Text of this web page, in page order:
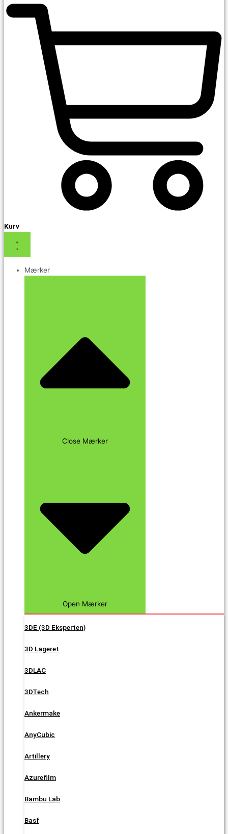
Kurv
Mærker
Close Mærker
Open Mærker
3DE (3D Eksperten)
3D Lageret
3DLAC
3DTech
Ankermake
AnyCubic
Artillery
Azurefilm
Bambu Lab
Basf